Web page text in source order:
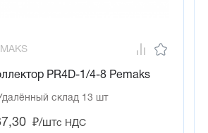
PR4D-1/4-8 Pemaks
склад 13 шт
₽/штс НДС